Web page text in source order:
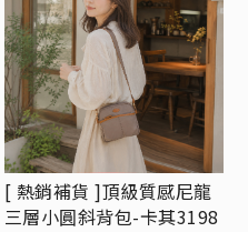
[ 熱銷補貨 ]頂級質感尼龍
三層小圓斜背包-卡其3198